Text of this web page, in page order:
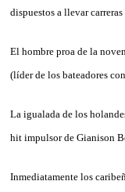
dispuestos a llevar
El hombre proa de la
(líder de los bateadores
La igualada de los
hit impulsor de Gianison
Inmediatamente los